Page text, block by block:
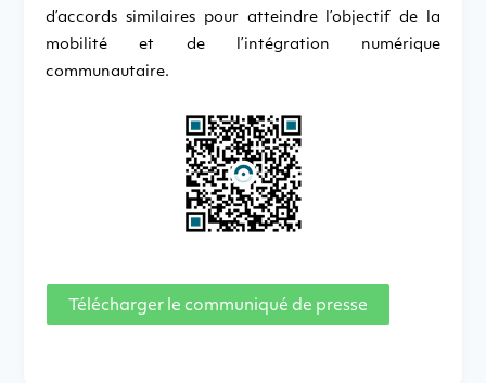
d’accords similaires pour atteindre l’objectif de la
mobilité et de l’intégration numérique
communautaire.
Télécharger le communiqué de presse